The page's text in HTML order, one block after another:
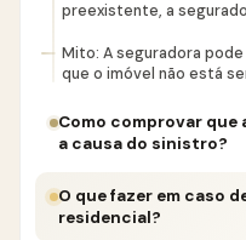
preexistente, a
Mito: A seguradora
que o imóvel não está
Como comprovar que
a causa do sinistro?
O que fazer em caso
residencial?